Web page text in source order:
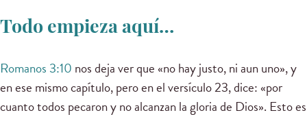
Todo empieza aquí…
Romanos 3:10 nos deja ver que «no hay justo, ni aun uno», y
en ese mismo capítulo, pero en el versículo 23, dice: «por
cuanto todos pecaron y no alcanzan la gloria de Dios». Esto es